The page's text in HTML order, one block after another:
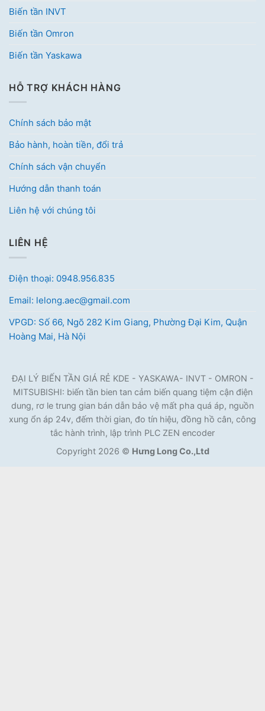
Biến tần INVT
Biến tần Omron
Biến tần Yaskawa
HỖ TRỢ KHÁCH HÀNG
Chính sách bảo mật
Bảo hành, hoàn tiền, đổi trả
Chính sách vận chuyển
Hướng dẫn thanh toán
Liên hệ với chúng tôi
LIÊN HỆ
Điện thoại: 0948.956.835
Email: lelong.aec@gmail.com
VPGD: Số 66, Ngõ 282 Kim Giang, Phường Đại Kim, Quận
Hoàng Mai, Hà Nội
ĐẠI LÝ BIẾN TẦN GIÁ RẺ KDE - YASKAWA- INVT - OMRON -
MITSUBISHI: biến tần bien tan cảm biến quang tiệm cận điện
dung, rơ le trung gian bán dẫn bảo vệ mất pha quá áp, nguồn
xung ổn áp 24v, đếm thời gian, đo tín hiệu, đồng hồ cân, công
tắc hành trình, lập trình PLC ZEN encoder
Copyright 2026 © Hưng Long Co.,Ltd